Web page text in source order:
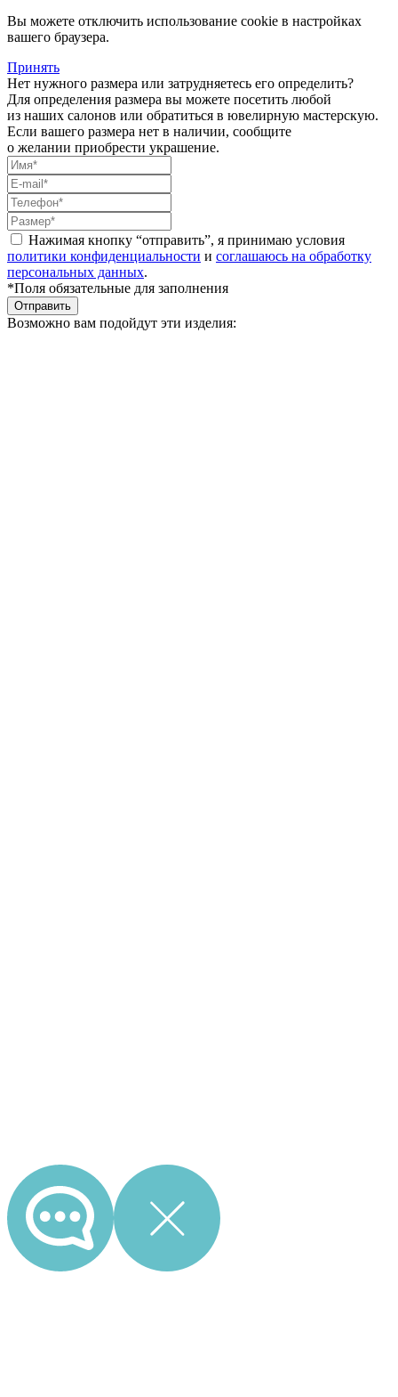
Вы можете отключить использование cookie в настройках
вашего браузера.
Принять
Нет нужного размера или затрудняетесь его определить?
Для определения размера вы можете посетить любой
из наших салонов или обратиться в ювелирную мастерскую.
Если вашего размера нет в наличии, сообщите
о желании приобрести украшение.
Нажимая кнопку “отправить”, я принимаю условия
политики конфиденциальности и соглашаюсь на обработку
персональных данных.
*Поля обязательные для заполнения
Отправить
Возможно вам подойдут эти изделия: